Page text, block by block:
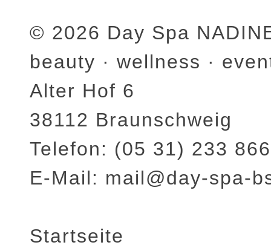
© 2026 Day Spa
beauty · wellness ·
Alter Hof 6
38112 Braunschweig
Telefon: (05 31) 233
E-Mail: mail@day-spa-
Startseite